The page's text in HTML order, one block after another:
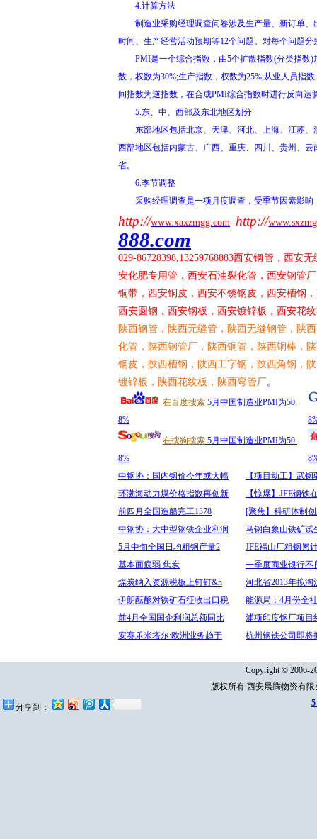
4.计算方法
制造业采购经理调查问卷涉及生产量、新订单、
时间、生产经营活动预期等12个问题。对每个问题
PMI是一个综合指数，由5个扩散指数(分类指数)
数，权数为30%;生产指数，权数为25%;从业人员指
间指数为逆指数，在合成PMI综合指数时进行反向运
5.东、中、西部及东北地区划分
东部地区包括北京、天津、河北、上海、江苏、
西部地区包括内蒙古、广西、重庆、四川、贵州、
省。
6.季节调整
采购经理调查是一项月度调查，受季节因素影响
http://www.xaxzmgg.com http://
888.com
029-86728398,13259768883西安钢管，西安无
安化肥专用管，西安石油裂化管，西安钢管
铜带，西安铜皮，西安不锈钢皮，西安槽钢
西安圆钢，西安钢板，西安镀锌板，西安花
陕西钢管，陕西无缝管，陕西无缝钢管，陕
化管，陕西钢管厂，陕西铜管，陕西铜棒，
钢皮，陕西槽钢，陕西工字钢，陕西角钢，
镀锌板，陕西花纹板，陕西弯管厂。
在百度搜索 5月中国制造业PMI为50.
8%
在搜狗搜索 5月中国制造业PMI为50.
8%
中钢协：国内钢价今年或大幅
环渤海动力煤价格指数再创新
前四月全国造船完工1378
中钢协：大中型钢铁企业利润
5月中旬全国日均粗钢产量2
基本面疲弱 焦炭
煤炭纳入资源税板上钉钉&n
伊朗酝酿对铁矿石征收出口税
前4月全国国企利润总额同比
安赛乐米塔尔:欧洲业务趋于
【项目动工】武
【惊爆】JFE钢铁
[聚焦】科研体制
马钢白象山铁矿试
JFE福山厂粗钢累
一季度商业银行不
河北省2013年拟淘
能源局：4月份全
浦项印度钢厂项目
杭州钢铁公司即将
Copyright © 2006-
版权所有 西安晨腾物资有
分享到：